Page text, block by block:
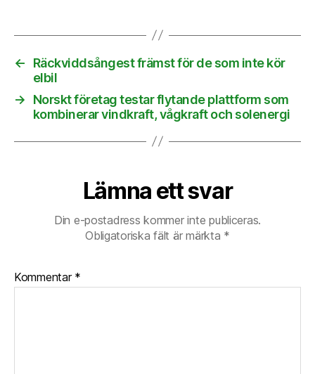
←
Räckviddsångest främst för de som inte kör
elbil
→
Norskt företag testar flytande plattform som
kombinerar vindkraft, vågkraft och solenergi
Lämna ett svar
Din e-postadress kommer inte publiceras.
Obligatoriska fält är märkta *
Kommentar *